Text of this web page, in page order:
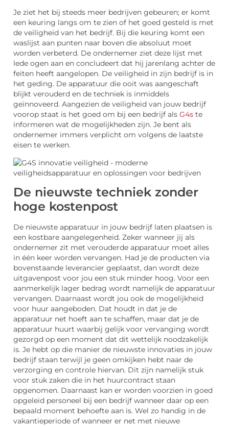
Je ziet het bij steeds meer bedrijven gebeuren; er komt
een keuring langs om te zien of het goed gesteld is met
de veiligheid van het bedrijf. Bij die keuring komt een
waslijst aan punten naar boven die absoluut moet
worden verbeterd. De ondernemer ziet deze lijst met
lede ogen aan en concludeert dat hij jarenlang achter de
feiten heeft aangelopen. De veiligheid in zijn bedrijf is in
het geding. De apparatuur die ooit was aangeschaft
blijkt verouderd en de techniek is inmiddels
geïnnoveerd. Aangezien de veiligheid van jouw bedrijf
voorop staat is het goed om bij een bedrijf als G4s te
informeren wat de mogelijkheden zijn. Je bent als
ondernemer immers verplicht om volgens de laatste
eisen te werken.
De nieuwste techniek zonder
hoge kostenpost
De nieuwste apparatuur in jouw bedrijf laten plaatsen is
een kostbare aangelegenheid. Zeker wanneer jij als
ondernemer zit met verouderde apparatuur moet alles
in één keer worden vervangen. Had je de producten via
bovenstaande leverancier geplaatst, dan wordt deze
uitgavenpost voor jou een stuk minder hoog. Voor een
aanmerkelijk lager bedrag wordt namelijk de apparatuur
vervangen. Daarnaast wordt jou ook de mogelijkheid
voor huur aangeboden. Dat houdt in dat je de
apparatuur net hoeft aan te schaffen, maar dat je de
apparatuur huurt waarbij gelijk voor vervanging wordt
gezorgd op een moment dat dit wettelijk noodzakelijk
is. Je hebt op die manier de nieuwste innovaties in jouw
bedrijf staan terwijl je geen omkijken hebt naar de
verzorging en controle hiervan. Dit zijn namelijk stuk
voor stuk zaken die in het huurcontract staan
opgenomen. Daarnaast kan er worden voorzien in goed
opgeleid personeel bij een bedrijf wanneer daar op een
bepaald moment behoefte aan is. Wel zo handig in de
vakantieperiode of wanneer er net met nieuwe